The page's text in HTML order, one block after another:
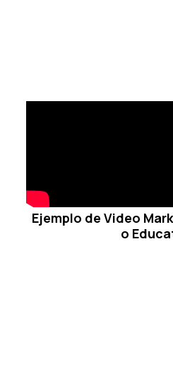
Ejemplo de Video
o